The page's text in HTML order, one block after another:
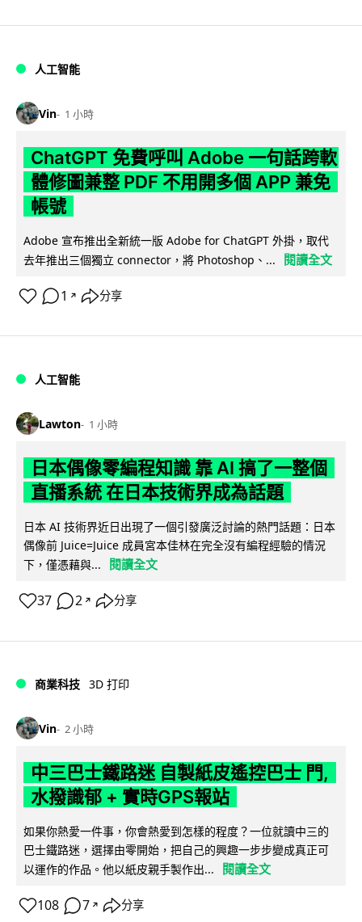
人工智能
Vin 1 小時
ChatGPT 免費呼叫 Adobe 一句話跨軟
體修圖兼整 PDF 不用開多個 APP 兼免
帳號
Adobe 宣布推出全新統一版 Adobe for ChatGPT 外掛，取代
去年推出三個獨立 connector，將 Photoshop、...
閱讀全文
1 ↗ 分享
人工智能
Lawton 1 小時
日本偶像零編程知識 靠 AI 搞了一整個
直播系統 在日本技術界成為話題
日本 AI 技術界近日出現了一個引發廣泛討論的熱門話題：日本
偶像前 Juice=Juice 成員宮本佳林在完全沒有編程經驗的情況
下，僅憑藉與...
閱讀全文
37 2 ↗ 分享
商業科技 3D 打印
Vin 2 小時
中三巴士鐵路迷 自製紙皮遙控巴士 門,
水撥識郁 + 實時GPS報站
如果你熱愛一件事，你會熱愛到怎樣的程度？一位就讀中三的
巴士鐵路迷，選擇由零開始，把自己的興趣一步步變成真正可
以運作的作品。他以紙皮親手製作出...
閱讀全文
108 7 ↗ 分享